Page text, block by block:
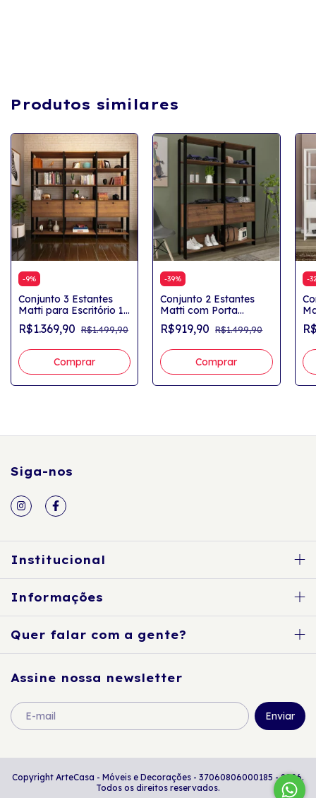
Produtos similares
-9%
Conjunto 3 Estantes
Matti para Escritório 12
Prateleiras Pinho/Preto
R$1.369,90 R$1.499,90
-39%
Conjunto 2 Estantes
Matti com Porta
Basculante Pinho/Preto
R$919,90 R$1.499,90
-32
Siga-nos
Institucional
Informações
Quer falar com a gente?
Assine nossa newsletter
Copyright ArteCasa - Móveis e Decorações - 37060806000185 - 2026.
Todos os direitos reservados.